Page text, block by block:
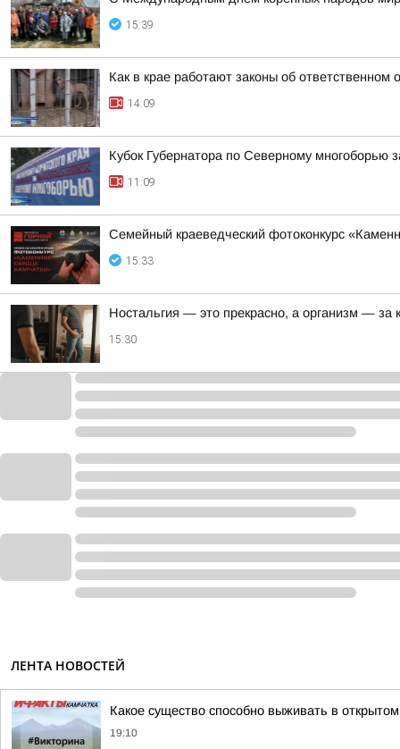
15:39
Как в крае работают законы об
14:09
Кубок Губернатора по Северному многоборью
11:09
Семейный краеведческий фотоконкурс
15:33
Ностальгия — это прекрасно, а организм — за
15:30
ЛЕНТА НОВОСТЕЙ
Какое существо способно выживать в
19:10